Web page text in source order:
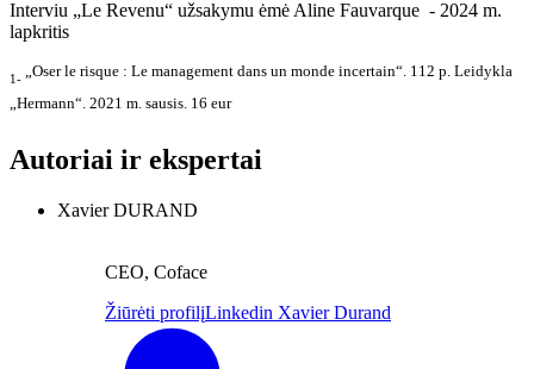
Interviu „Le Revenu“ užsakymu ėmė Aline Fauvarque - 2024 m.
lapkritis
1- „Oser le risque : Le management dans un monde incertain“. 112 p. Leidykla
„Hermann“. 2021 m. sausis. 16 eur
Autoriai ir ekspertai
Xavier DURAND
CEO, Coface
Žiūrėti profilįLinkedin Xavier Durand